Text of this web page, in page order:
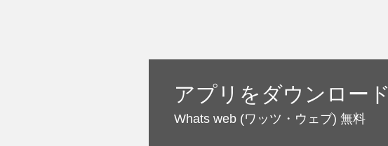
アプリをダウンロード
Whats web (ワッツ・ウェブ) 無料